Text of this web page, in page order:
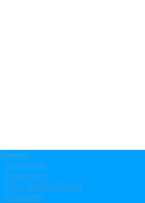
Vorstufen
Endstufen
CD / SACD Player
Streamer